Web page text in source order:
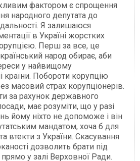
фактором є спрощення
народного депутата до
Я залишаюся
в Україні жорстких
Перш за все, це
народ обирає, аби
у найвищому
країни. Побороти корупцію
масовий страх корупціонерів.
за рахунок державного
має розуміти, що у разі
йому ніхто не допоможе і він
мандатом, хоча б для
втекти з України. Скасування
дозволить брати під
у залі Верховної Ради.